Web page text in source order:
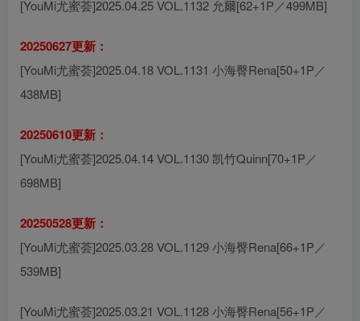
[YouMi尤蜜荟]2025.04.25 VOL.1132 允爾[62+1P／499MB]
20250627更新：
[YouMi尤蜜荟]2025.04.18 VOL.1131 小海臀Rena[50+1P／
438MB]
20250610更新：
[YouMi尤蜜荟]2025.04.14 VOL.1130 凯竹Quinn[70+1P／
698MB]
20250528更新：
[YouMi尤蜜荟]2025.03.28 VOL.1129 小海臀Rena[66+1P／
539MB]
[YouMi尤蜜荟]2025.03.21 VOL.1128 小海臀Rena[56+1P／